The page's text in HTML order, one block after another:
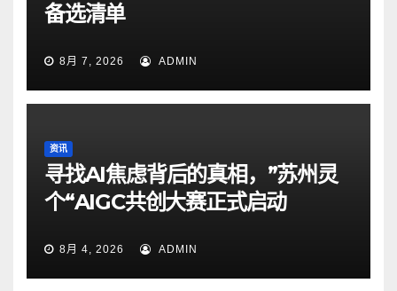
备选清单
8月 7, 2026 ADMIN
资讯
寻找AI焦虑背后的真相，”苏州灵
个“AIGC共创大赛正式启动
8月 4, 2026 ADMIN